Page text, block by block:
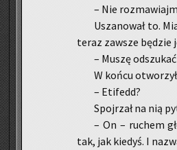
– Nie
Usza­no­wał to.
teraz za­wsze bę­dzie
– Muszę
W końcu
– Eti­fedd?
Spoj­rzał na nią
– On – ru­chem
tak, jak kie­dyś. I